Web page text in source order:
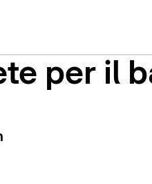
per il